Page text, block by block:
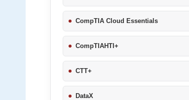
CompTIA Cloud Essentials
CompTIAHTI+
CTT+
DataX